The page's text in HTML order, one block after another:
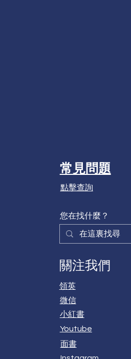
常見問題
點擊查詢
您在找什麼？
關注我們
領英
微信
小紅書
Youtube
面書